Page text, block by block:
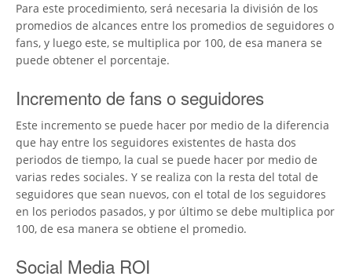
Para este procedimiento, será necesaria la división de los
promedios de alcances entre los promedios de seguidores o
fans, y luego este, se multiplica por 100, de esa manera se
puede obtener el porcentaje.
Incremento de fans o seguidores
Este incremento se puede hacer por medio de la diferencia
que hay entre los seguidores existentes de hasta dos
periodos de tiempo, la cual se puede hacer por medio de
varias redes sociales. Y se realiza con la resta del total de
seguidores que sean nuevos, con el total de los seguidores
en los periodos pasados, y por último se debe multiplica por
100, de esa manera se obtiene el promedio.
Social Media ROI